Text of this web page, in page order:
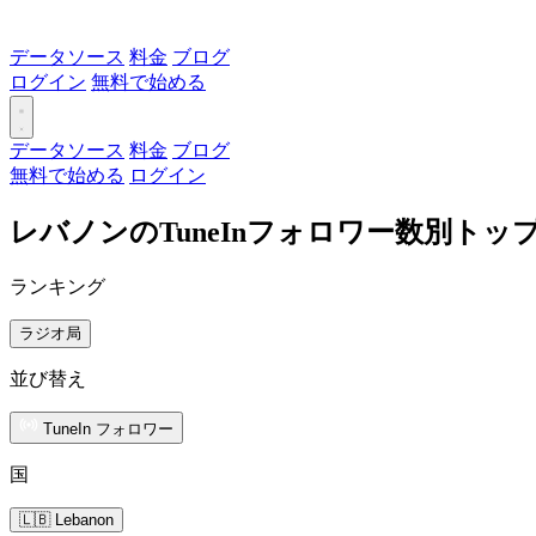
データソース 料金 ブログ
ログイン 無料で始める
データソース 料金 ブログ
無料で始める ログイン
レバノンのTuneInフォロワー数別トッ
ランキング
ラジオ局
並び替え
TuneIn フォロワー
国
🇱🇧 Lebanon